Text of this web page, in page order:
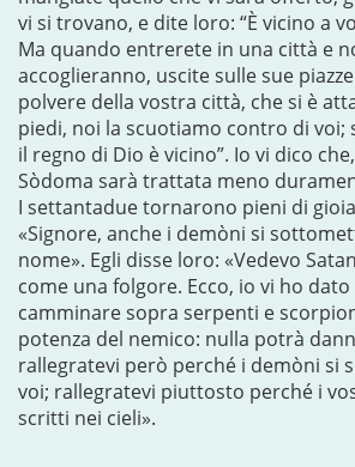
vi si trovano, e dite loro: “È vicino a
Ma quando entrerete in una città e
accoglieranno, uscite sulle sue
polvere della vostra città, che si è
piedi, noi la scuotiamo contro di voi;
il regno di Dio è vicino”. Io vi dico
Sòdoma sarà trattata meno
I settantadue tornarono pieni di
«Signore, anche i demòni si
nome». Egli disse loro: «Vedevo
come una folgore. Ecco, io vi ho
camminare sopra serpenti e
potenza del nemico: nulla potrà
rallegratevi però perché i demòni si
voi; rallegratevi piuttosto perché i
scritti nei cieli».